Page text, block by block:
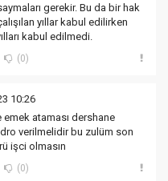
gerekir. Bu da bir hak
yıllar kabul edilirken
kabul edilmedi.
(0)
10:26
ataması dershane
verilmelidir bu zulüm son
işci olmasın
(0)